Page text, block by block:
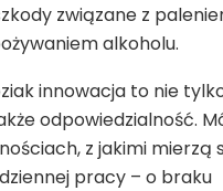
związane z
alkoholu.
innowacja to nie
odpowiedzialność.
z jakimi mierzą
pracy – o braku